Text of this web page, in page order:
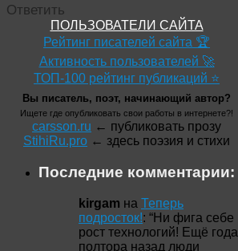
Ответить
ПОЛЬЗОВАТЕЛИ САЙТА
Рейтинг писателей сайта 🏆
Активность пользователей 🚀
ТОП-100 рейтинг публикаций ⭐
Вы писатель, поэт, начинающий автор?
Ищете где опубликовать свои работы в интернете?!
carsson.ru ← публиковать прозу
StihiRu.pro ← здесь поэзия и стихи
Последние комментарии:
kirgam на Теперь
подросток!: “Ни фига себе
рост технологий! Ещё года
полтора назад люди